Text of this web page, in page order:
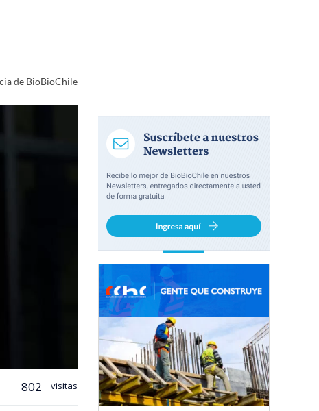
de BioBioChile
802 visitas